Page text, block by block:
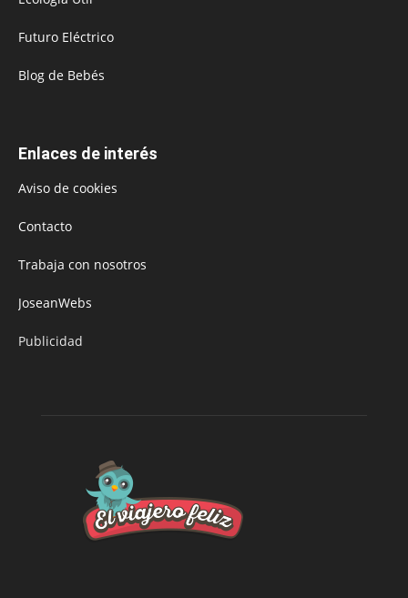
Futuro Eléctrico
Blog de Bebés
Enlaces de interés
Aviso de cookies
Contacto
Trabaja con nosotros
JoseanWebs
Publicidad